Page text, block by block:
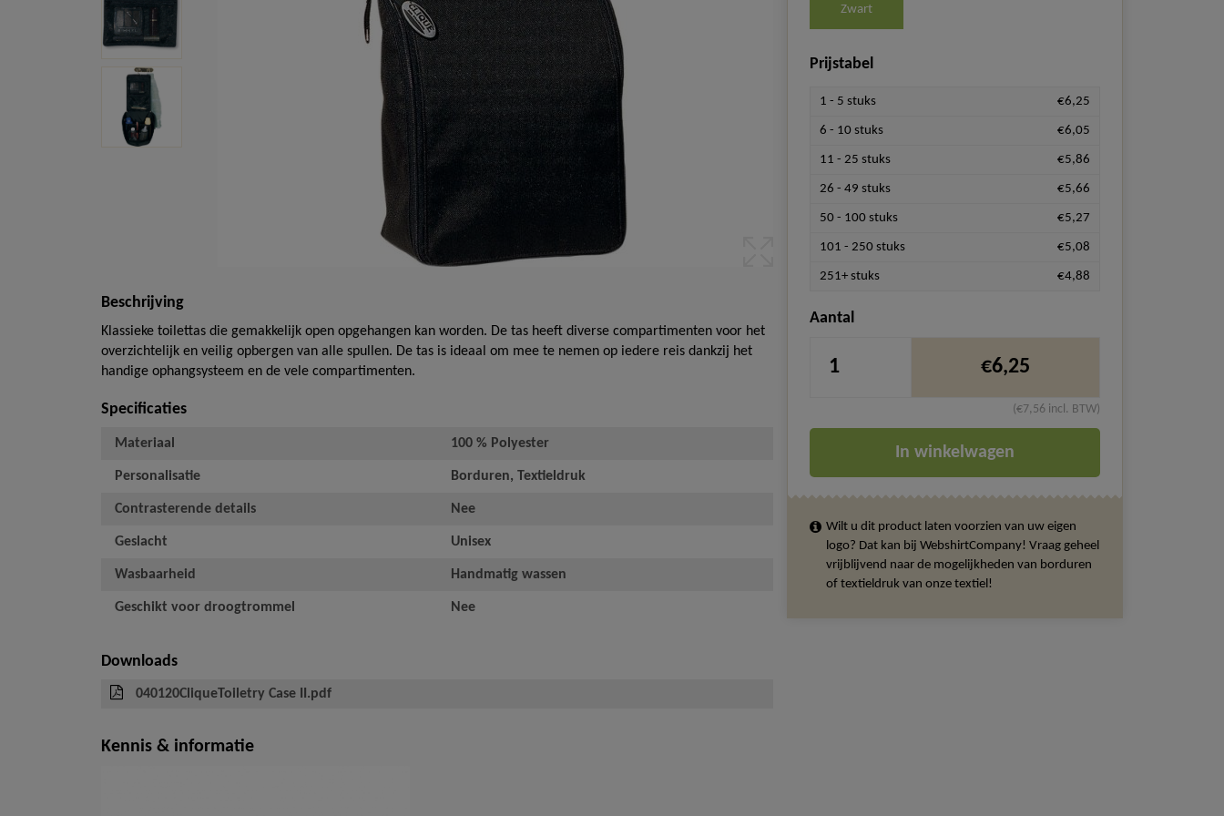
Beschrijving
Klassieke toilettas die gemakkelijk open opgehangen kan worden. De tas heeft diverse compartimenten voor het
overzichtelijk en veilig opbergen van alle spullen. De tas is ideaal om mee te nemen op iedere reis dankzij het
handige ophangsysteem en de vele compartimenten.
Specificaties
Materiaal 100 % Polyester
Personalisatie Borduren, Textieldruk
Contrasterende details Nee
Geslacht Unisex
Wasbaarheid Handmatig wassen
Geschikt voor droogtrommel Nee
Downloads
040120CliqueToiletry Case II.pdf
Kennis & informatie
Zwart
Prijstabel
1 - 5 stuks €6,25
6 - 10 stuks €6,05
11 - 25 stuks €5,86
26 - 49 stuks €5,66
50 - 100 stuks €5,27
101 - 250 stuks €5,08
251+ stuks €4,88
Aantal
€6,25
(€7,56 incl. BTW)
In winkelwagen
Wilt u dit product laten voorzien van uw eigen
logo? Dat kan bij WebshirtCompany! Vraag geheel
vrijblijvend naar de mogelijkheden van borduren
of textieldruk van onze textiel!